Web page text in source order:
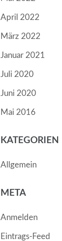
April 2022
März 2022
Januar 2021
Juli 2020
Juni 2020
Mai 2016
KATEGORIEN
Allgemein
META
Anmelden
Eintrags-Feed